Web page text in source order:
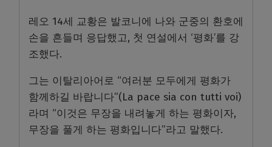
레오 14세 교황은 발코니에 나와 군중의 환호에
손을 흔들며 응답했고, 첫 연설에서 ‘평화’를 강
조했다.
그는 이탈리아어로 “여러분 모두에게 평화가
함께하길 바랍니다”(La pace sia con tutti voi)
라며 “이것은 무장을 내려놓게 하는 평화이자,
무장을 풀게 하는 평화입니다”라고 말했다.